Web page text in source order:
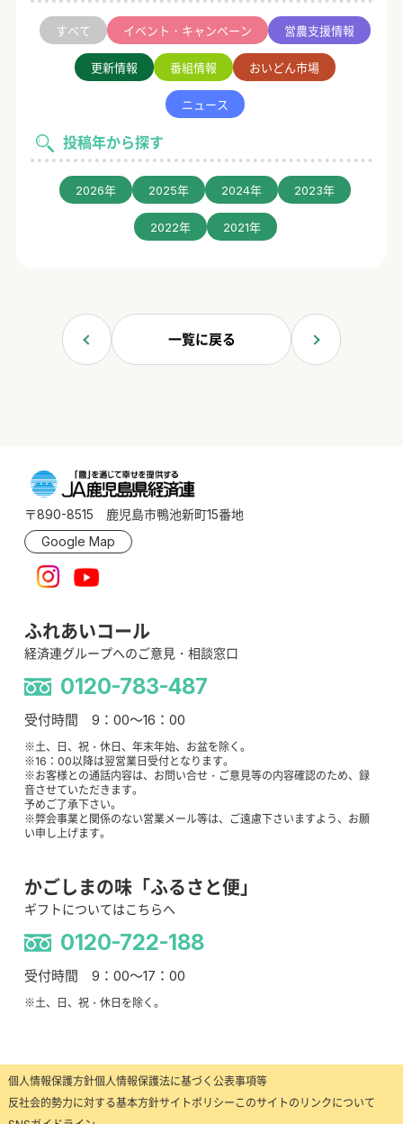
すべて イベント・キャンペーン 営農支援情報
更新情報 番組情報 おいどん市場
ニュース
投稿年から探す
2026年 2025年 2024年 2023年
2022年 2021年
一覧に戻る
〒890-8515 鹿児島市鴨池新町15番地
Google Map
ふれあいコール
経済連グループへのご意見・相談窓口
0120-783-487
受付時間 9：00～16：00
※土、日、祝・休日、年末年始、お盆を除く。
※16：00以降は翌営業日受付となります。
※お客様との通話内容は、お問い合せ・ご意見等の内容確認のため、録
音させていただきます。
予めご了承下さい。
※弊会事業と関係のない営業メール等は、ご遠慮下さいますよう、お願
い申し上げます。
かごしまの味「ふるさと便」
ギフトについてはこちらへ
0120-722-188
受付時間 9：00～17：00
※土、日、祝・休日を除く。
個人情報保護方針個人情報保護法に基づく公表事項等
反社会的勢力に対する基本方針サイトポリシー このサイトのリンクについて